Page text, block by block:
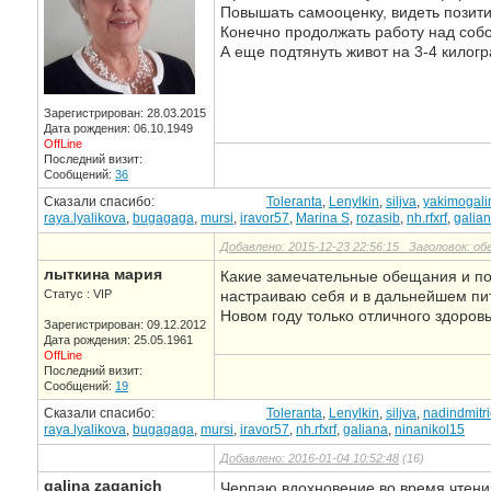
Зарегистрирован: 28.03.2015
Дата рождения: 06.10.1949
OffLine
Последний визит:
Сообщений: 36
Повышать самооценку, видеть
Конечно продолжать работу над
А еще подтянуть живот на 3-4
Сказали спасибо: Toleranta, Lenylkin, siljva,
raya.lyalikova, bugagaga, mursi, iravor57, Marina S, rozasib, nh.rfxrf,
Добавлено: 2015-12-23 22:56:15 Заголовок:
лыткина мария
Статус : VIP
Зарегистрирован: 09.12.2012
Дата рождения: 25.05.1961
OffLine
Последний визит:
Сообщений: 19
Какие замечательные обещания и
настраиваю себя и в дальнейшем
Новом году только отличного
Сказали спасибо: Toleranta, Lenylkin, siljva,
raya.lyalikova, bugagaga, mursi, iravor57, nh.rfxrf, galiana, ninanikol15
Добавлено: 2016-01-04 10:52:48 (16)
galina zaganich